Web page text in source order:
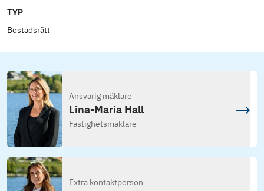
TYP
Bostadsrätt
Ansvarig mäklare
Lina-Maria Hall
Fastighetsmäklare
Extra kontaktperson